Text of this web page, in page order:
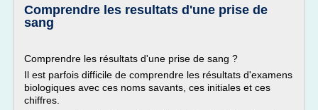
Comprendre les resultats d'une prise de
sang
Comprendre les résultats d'une prise de sang ?
Il est parfois difficile de comprendre les résultats d'examens
biologiques avec ces noms savants, ces initiales et ces
chiffres.